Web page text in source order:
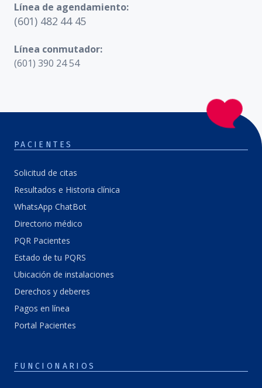
Línea de agendamiento:
(601) 482 44 45
Línea conmutador:
(601) 390 24 54
PACIENTES
Solicitud de citas
Resultados e Historia clínica
WhatsApp ChatBot
Directorio médico
PQR Pacientes
Estado de tu PQRS
Ubicación de instalaciones
Derechos y deberes
Pagos en línea
Portal Pacientes
FUNCIONARIOS